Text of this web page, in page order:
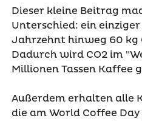
Dieser kleine Beitrag
Unterschied: ein
Jahrzehnt hinweg 60 kg
Dadurch wird CO2 im
Millionen Tassen Kaffee
Außerdem erhalten alle
die am World Coffee Day